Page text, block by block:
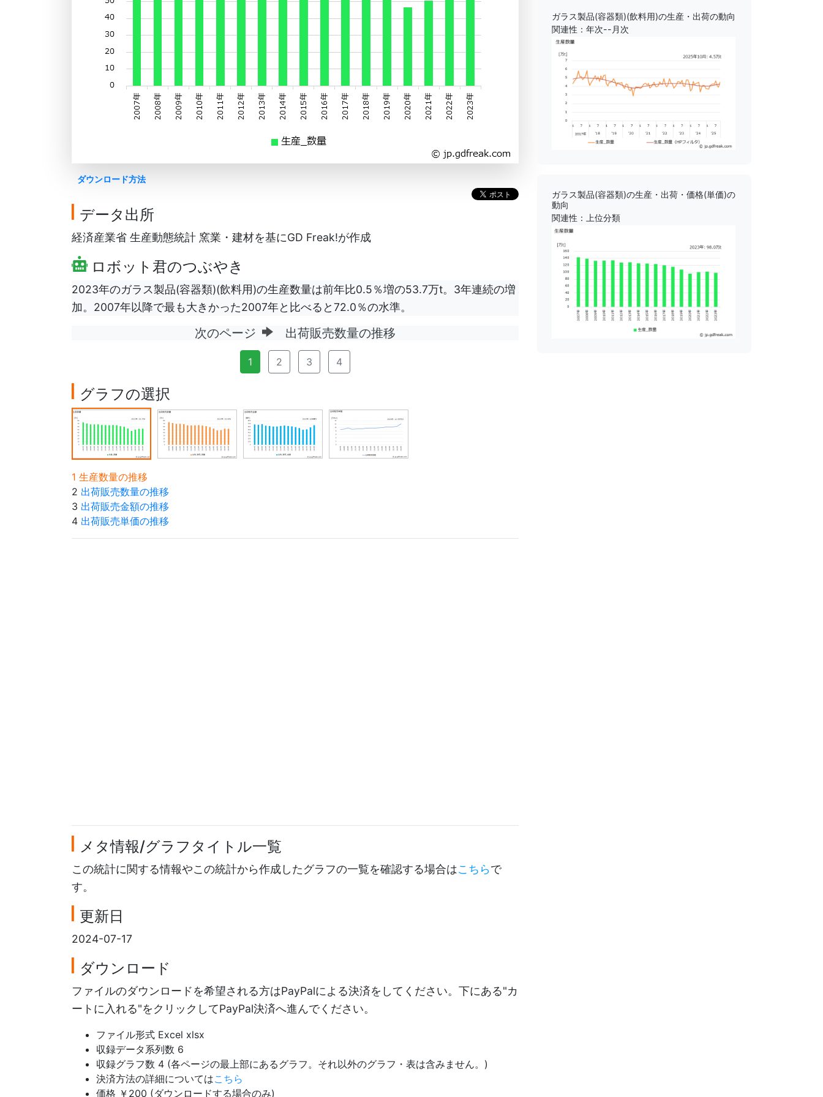
ダウンロード方法
データ出所
経済産業省 生産動態統計 窯業・建材を基にGD Freak!が作成
ロボット君のつぶやき
2023年のガラス製品(容器類)(飲料用)の生産数量は前年比0.5％増の53.7万t。3年連続の増
加。2007年以降で最も大きかった2007年と比べると72.0％の水準。
次のページ 出荷販売数量の推移
1 2 3 4
グラフの選択
1 生産数量の推移
2 出荷販売数量の推移
3 出荷販売金額の推移
4 出荷販売単価の推移
メタ情報/グラフタイトル一覧
この統計に関する情報やこの統計から作成したグラフの一覧を確認する場合はこちらで
す。
更新日
2024-07-17
ダウンロード
ファイルのダウンロードを希望される方はPayPalによる決済をしてください。下にある"カ
ートに入れる"をクリックしてPayPal決済へ進んでください。
ファイル形式 Excel xlsx
収録データ系列数 6
収録グラフ数 4 (各ページの最上部にあるグラフ。それ以外のグラフ・表は含みません。)
決済方法の詳細についてはこちら
価格 ￥200 (ダウンロードする場合のみ)
ガラス製品(容器類)(飲料用)の生産・出荷の動向
関連性：年次--月次
ガラス製品(容器類)の生産・出荷・価格(単価)の
動向
関連性：上位分類